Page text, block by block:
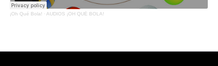
¡Oh Qué Bola! · AUDIOS ¡OH QUÉ BOLA!